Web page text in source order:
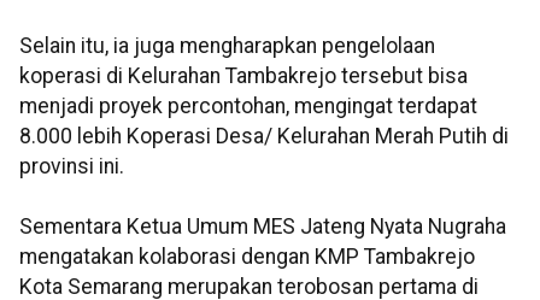
Selain itu, ia juga mengharapkan pengelolaan
koperasi di Kelurahan Tambakrejo tersebut bisa
menjadi proyek percontohan, mengingat terdapat
8.000 lebih Koperasi Desa/ Kelurahan Merah Putih di
provinsi ini.
Sementara Ketua Umum MES Jateng Nyata Nugraha
mengatakan kolaborasi dengan KMP Tambakrejo
Kota Semarang merupakan terobosan pertama di